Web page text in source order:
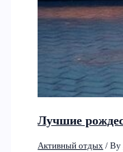
Лучшие
Активный отдых / By